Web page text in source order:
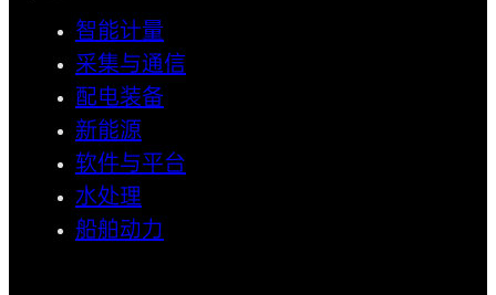
智能计量
采集与通信
配电装备
新能源
软件与平台
水处理
船舶动力